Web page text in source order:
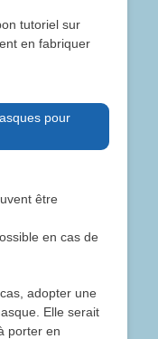
tutoriel sur
en fabriquer
pour
être
en cas de
adopter une
Elle serait
porter en